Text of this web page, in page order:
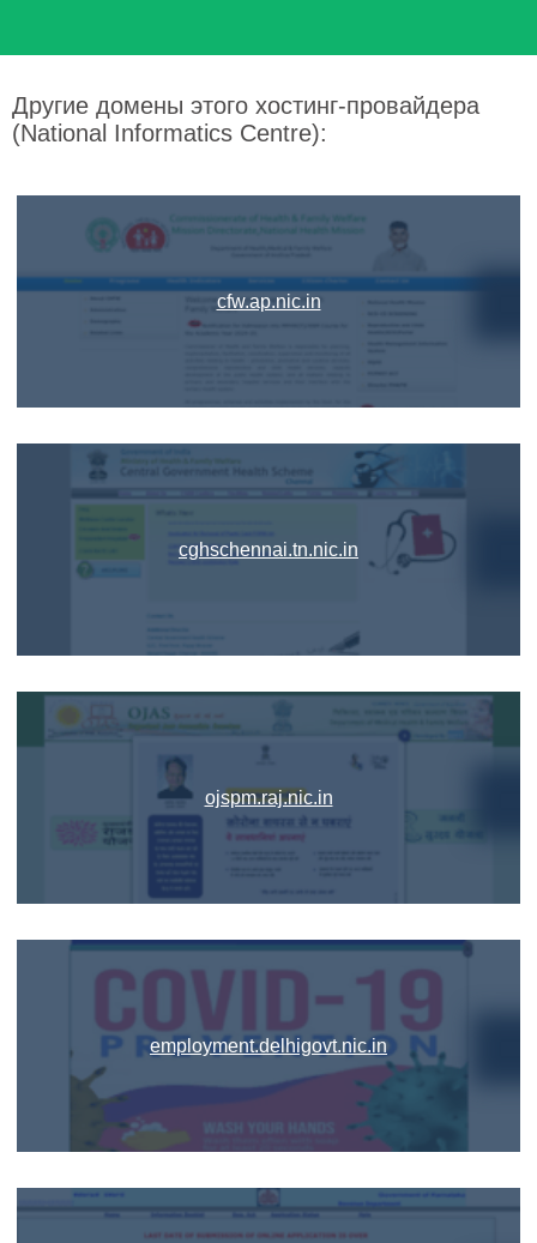
Другие домены этого хостинг-провайдера
(National Informatics Centre):
cfw.ap.nic.in
cghschennai.tn.nic.in
ojspm.raj.nic.in
employment.delhigovt.nic.in